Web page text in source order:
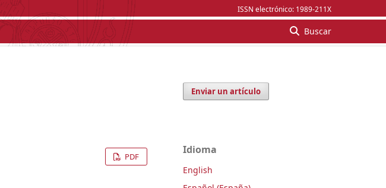
ISSN electrónico: 1989-211X
Buscar
PDF
Enviar un artículo
Idioma
English